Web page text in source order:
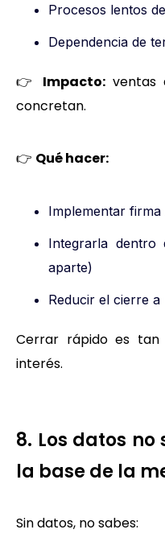
Procesos lentos
Dependencia de
👉 Impacto: ventas
concretan.
👉 Qué hacer:
Implementar
Integrarla
aparte)
Reducir el cierre a
Cerrar rápido es
interés.
8. Los datos no
la base de la
Sin datos, no sabes: